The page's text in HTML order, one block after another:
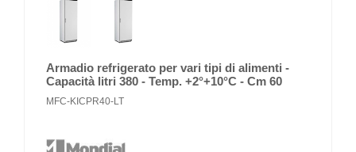
Armadio refrigerato per vari tipi di alimenti -
Capacità litri 380 - Temp. +2°+10°C - Cm 60
MFC-KICPR40-LT